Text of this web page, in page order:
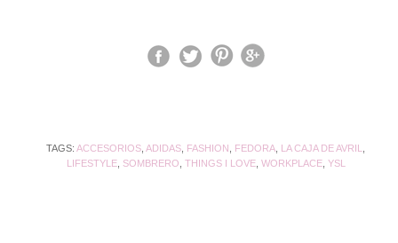
TAGS:ACCESORIOS,ADIDAS, FASHION , FEDORA, LA CAJA DE AVRIL,
LIFESTYLE, SOMBRERO, THINGS I LOVE, WORKPLACE, YSL